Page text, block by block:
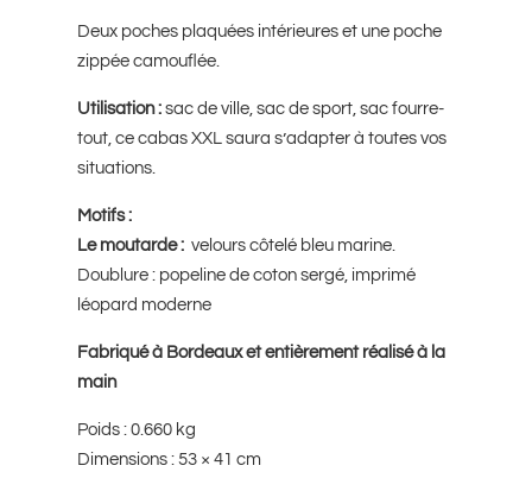
Deux poches plaquées intérieures et une poche
zippée camouflée.
Utilisation :sac de ville, sac de sport, sac fourre-
tout, ce cabas XXL saura s’adapter à toutes vos
situations.
Motifs :
Le moutarde : velours côtelé bleu marine.
Doublure : popeline de coton sergé, imprimé
léopard moderne
Fabriqué à Bordeaux et entièrement réalisé à la
main
Poids : 0.660 kg
Dimensions : 53 × 41 cm